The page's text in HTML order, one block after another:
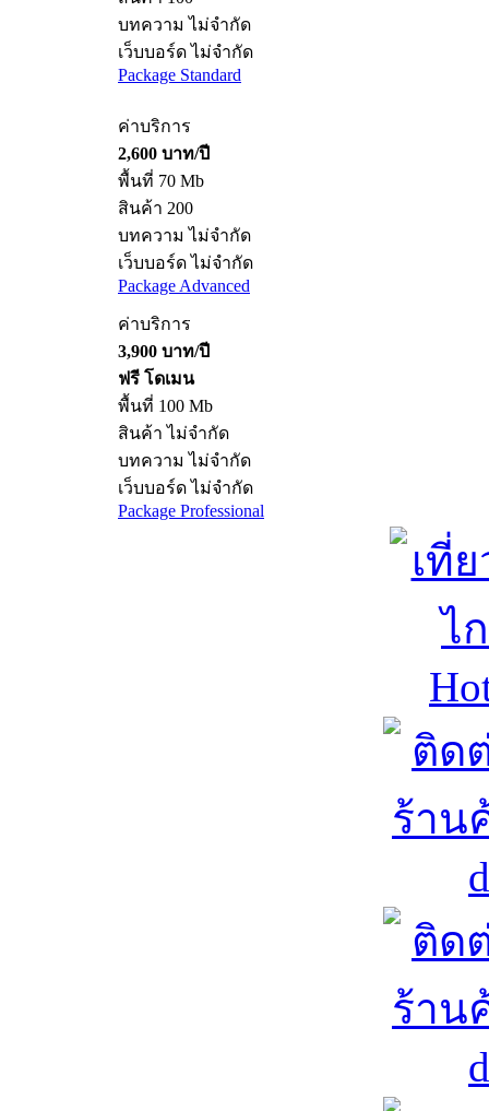
บทความ ไม่จำกัด
เว็บบอร์ด ไม่จำกัด
Package Standard
ค่าบริการ
2,600 บาท/ปี
พื้นที่ 70 Mb
สินค้า 200
บทความ ไม่จำกัด
เว็บบอร์ด ไม่จำกัด
Package Advanced
ค่าบริการ
3,900 บาท/ปี
ฟรี โดเมน
พื้นที่ 100 Mb
สินค้า ไม่จำกัด
บทความ ไม่จำกัด
เว็บบอร์ด ไม่จำกัด
Package Professional